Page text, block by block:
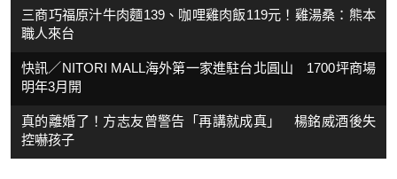
三商巧福原汁牛肉麵139、咖哩雞肉飯119元！雞湯桑：熊本
職人來台
快訊／NITORI MALL海外第一家進駐台北圓山 1700坪商場
明年3月開
真的離婚了！方志友曾警告「再講就成真」 楊銘威酒後失
控嚇孩子